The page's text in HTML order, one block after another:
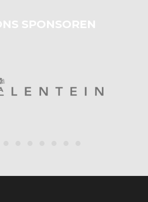
SPONSOREN